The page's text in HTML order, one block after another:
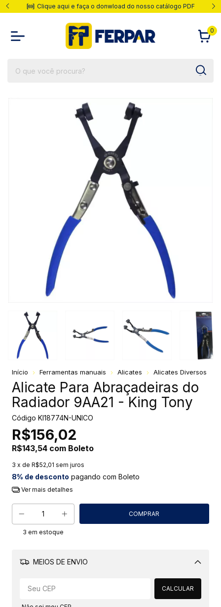
Clique aqui e faça o donwload do nosso catálogo PDF
0
Início Ferramentas manuais Alicates Alicates Diversos
Alicate Para Abraçadeiras do
Radiador 9AA21 - King Tony
Código KI18774N-UNICO
R$156,02
R$143,54 com Boleto
3 x de R$52,01 sem juros
8% de desconto pagando com Boleto
Ver mais detalhes
3 em estoque
MEIOS DE ENVIO
Alterar CEP
CALCULAR